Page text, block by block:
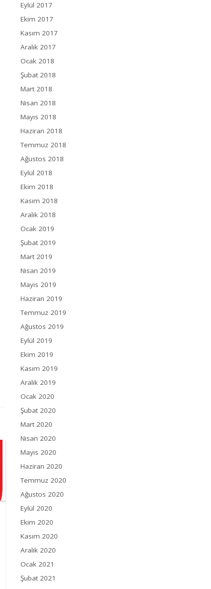
Eylül 2017
Ekim 2017
Kasım 2017
Aralık 2017
Ocak 2018
Şubat 2018
Mart 2018
Nisan 2018
Mayıs 2018
Haziran 2018
Temmuz 2018
Ağustos 2018
Eylül 2018
Ekim 2018
Kasım 2018
Aralık 2018
Ocak 2019
Şubat 2019
Mart 2019
Nisan 2019
Mayıs 2019
Haziran 2019
Temmuz 2019
Ağustos 2019
Eylül 2019
Ekim 2019
Kasım 2019
Aralık 2019
Ocak 2020
Şubat 2020
Mart 2020
Nisan 2020
Mayıs 2020
Haziran 2020
Temmuz 2020
Ağustos 2020
Eylül 2020
Ekim 2020
Kasım 2020
Aralık 2020
Ocak 2021
Şubat 2021